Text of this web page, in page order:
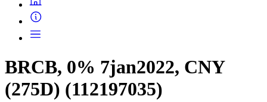
BRCB, 0% 7jan2022, CNY
(275D) (112197035)